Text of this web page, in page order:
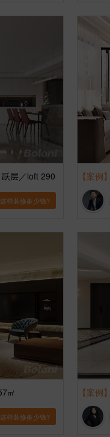
跃层／loft 290
这样装修多少钱?
【案例
㎡
这样装修多少钱?
【案例